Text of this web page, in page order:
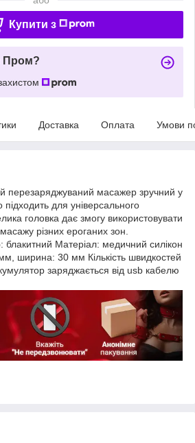
Купити з
Пром?
Доставка Оплата Умови
перезаряджуваний масажер зручний у
підходить для універсального
головка дає змогу використовувати
різних ероганих зон.
блакитний Матеріал: медичний силікон
ширина: 30 мм Кількість швидкостей
заряджається від usb кабелю